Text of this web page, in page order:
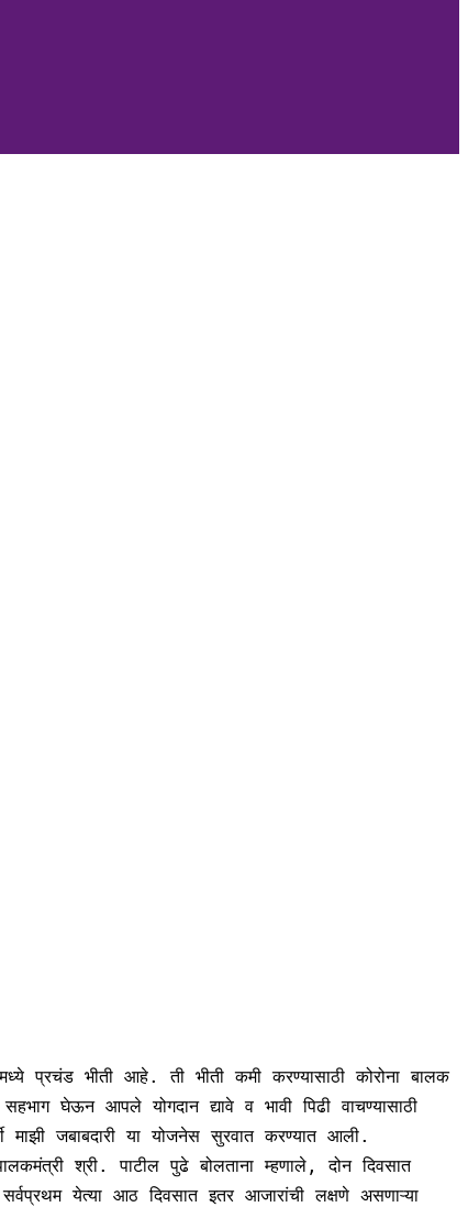
प्रचंड भीती आहे. ती भीती कमी करण्यासाठी कोरोना बालक
घेऊन आपले योगदान द्यावे व भावी पिढी वाचण्यासाठी
माझी जबाबदारी या योजनेस सुरवात करण्यात आली.
श्री. पाटील पुढे बोलताना म्हणाले, दोन दिवसात
सर्वप्रथम येत्या आठ दिवसात इतर आजारांची लक्षणे असणाऱ्या